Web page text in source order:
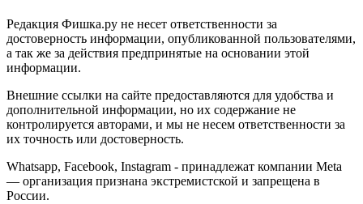
Редакция Фишка.ру не несет ответственности за
достоверность информации, опубликованной пользователями,
а так же за действия предпринятые на основании этой
информации.
Внешние ссылки на сайте предоставляются для удобства и
дополнительной информации, но их содержание не
контролируется авторами, и мы не несем ответственности за
их точность или достоверность.
Whatsapp, Facebook, Instagram - принадлежат компании Meta
— организация признана экстремистской и запрещена в
России.